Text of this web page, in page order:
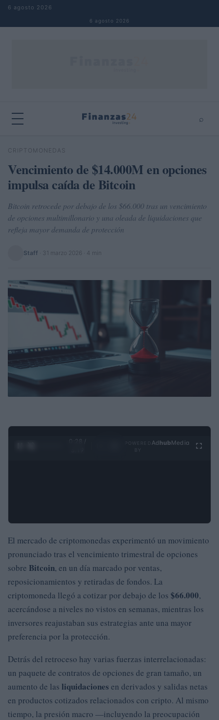
Saltar al contenido
6 agosto 2026
6 agosto 2026
⌕
Buscar
CRIPTOMONEDAS
Vencimiento de $14.000M en opciones
impulsa caída de Bitcoin
Bitcoin retrocede por debajo de los $66.000 tras un vencimiento
de opciones multimillonario y una oleada de liquidaciones que
refleja mayor demanda de protección
Staff 31 marzo 2026 · 4 min
0:29 /
Ad hubMedia
El mercado de criptomonedas experimentó un movimiento
pronunciado tras el vencimiento trimestral de opciones
sobre Bitcoin, en un día marcado por ventas,
reposicionamientos y retiradas de fondos. La
criptomoneda llegó a cotizar por debajo de los $66.000,
acercándose a niveles no vistos en semanas, mientras los
inversores reajustaban sus estrategias ante una mayor
preferencia por la protección.
Detrás del retroceso hay varias fuerzas interrelacionadas:
un paquete de contratos de opciones de gran tamaño, un
aumento de las liquidaciones en derivados y salidas netas
en productos cotizados relacionados con cripto. Al mismo
tiempo, la presión macro —incluyendo la preocupación